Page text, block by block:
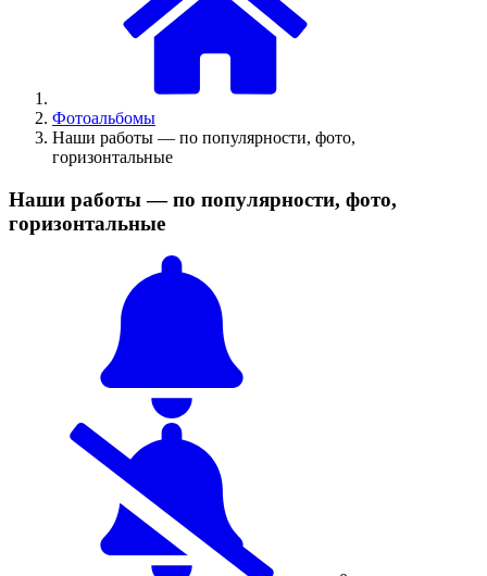
Фотоальбомы
Наши работы — по популярности, фото,
горизонтальные
Наши работы — по популярности, фото,
горизонтальные